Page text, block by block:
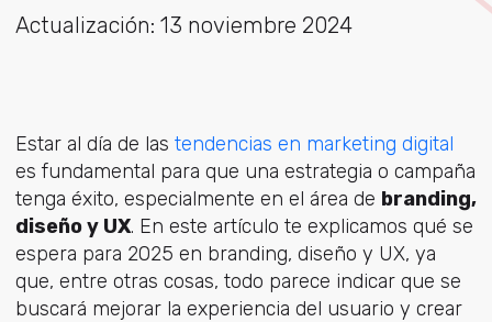
Actualización: 13 noviembre 2024
Estar al día de las tendencias en marketing digital
es fundamental para que una estrategia o campaña
tenga éxito, especialmente en el área de branding,
diseño y UX. En este artículo te explicamos qué se
espera para 2025 en branding, diseño y UX, ya
que, entre otras cosas, todo parece indicar que se
buscará mejorar la experiencia del usuario y crear